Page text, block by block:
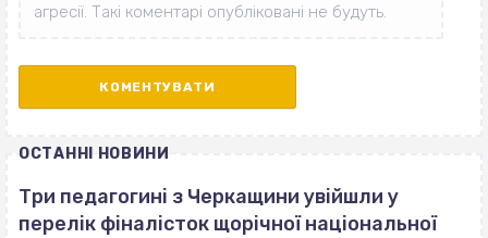
ОСТАННІ НОВИНИ
Три педагогині з Черкащини увійшли у
перелік фіналісток щорічної національної